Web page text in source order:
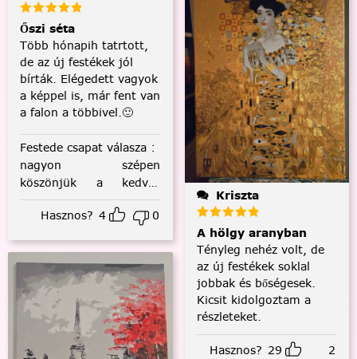
Őszi séta
Több hónapih tatrtott,
de az új festékek jól
bírták. Elégedett vagyok
a képpel is, már fent van
a falon a többivel.🙂
Festede csapat válasza :
nagyon szépen
köszönjük a kedves
visszajelzést! :)
Hasznos? 4 0
Kriszta
A hölgy aranyban
Tényleg nehéz volt, de
az új festékek soklal
jobbak és bőségesek.
Kicsit kidolgoztam a
részleteket.
Hasznos? 29 2